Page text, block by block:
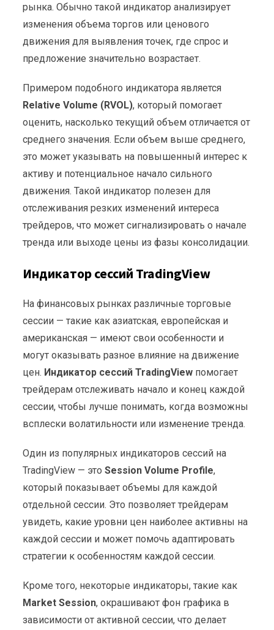
рынка. Обычно такой индикатор анализирует
изменения объема торгов или ценового
движения для выявления точек, где спрос и
предложение значительно возрастает.
Примером подобного индикатора является
Relative Volume (RVOL), который помогает
оценить, насколько текущий объем отличается от
среднего значения. Если объем выше среднего,
это может указывать на повышенный интерес к
активу и потенциальное начало сильного
движения. Такой индикатор полезен для
отслеживания резких изменений интереса
трейдеров, что может сигнализировать о начале
тренда или выходе цены из фазы консолидации.
Индикатор сессий TradingView
На финансовых рынках различные торговые
сессии — такие как азиатская, европейская и
американская — имеют свои особенности и
могут оказывать разное влияние на движение
цен. Индикатор сессий TradingView помогает
трейдерам отслеживать начало и конец каждой
сессии, чтобы лучше понимать, когда возможны
всплески волатильности или изменение тренда.
Один из популярных индикаторов сессий на
TradingView — это Session Volume Profile,
который показывает объемы для каждой
отдельной сессии. Это позволяет трейдерам
увидеть, какие уровни цен наиболее активны на
каждой сессии и может помочь адаптировать
стратегии к особенностям каждой сессии.
Кроме того, некоторые индикаторы, такие как
Market Session, окрашивают фон графика в
зависимости от активной сессии, что делает